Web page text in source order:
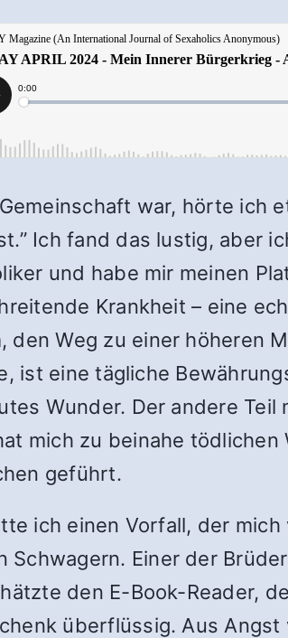
war, hörte ich
Ich fand das lustig, aber
und habe mir meinen
Krankheit – eine
den Weg zu einer höheren
ist eine tägliche
Wunder. Der andere
mich zu beinahe
geführt.
ich einen Vorfall, der
Schwagern. Einer der
den E-Book-Reader,
überflüssig. Aus